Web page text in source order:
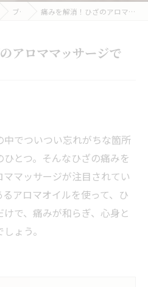
ブログ 痛みを解消！ひざのアロママッサージでリラクゼーション
アロママッサージで
でついつい忘れがちな箇所
とつ。そんなひざの痛みを
マッサージが注目されてい
アロマオイルを使って、ひ
で、痛みが和らぎ、心身と
ょう。